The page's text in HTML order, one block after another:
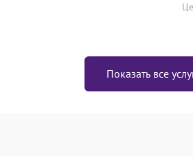
Показать все